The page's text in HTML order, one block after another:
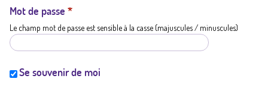
t
i
Mot de passe *
Le champ mot de passe est sensible à la casse (majuscules / minuscules)
Se souvenir de moi